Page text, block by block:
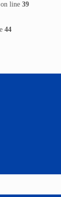
on line 39
44